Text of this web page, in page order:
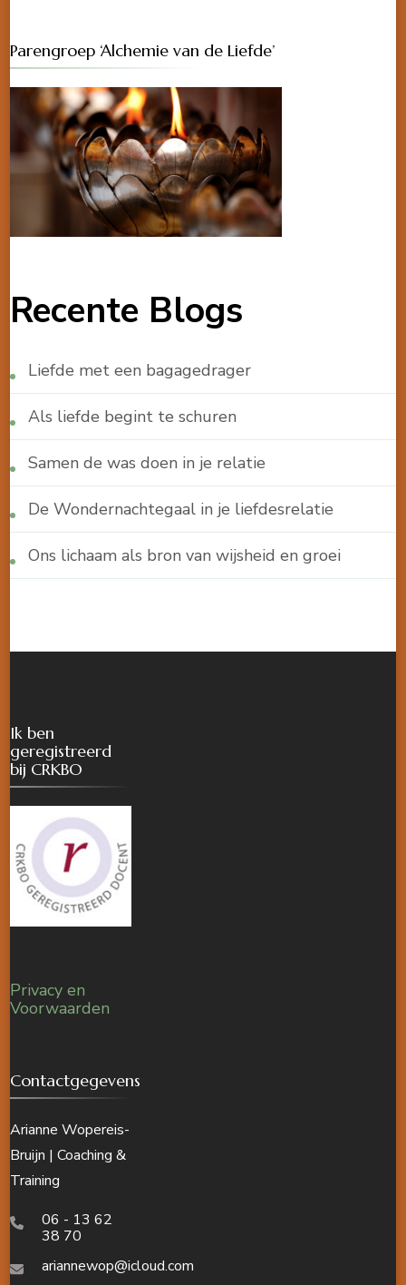
Parengroep ‘Alchemie van de Liefde’
Recente Blogs
Liefde met een bagagedrager
Als liefde begint te schuren
Samen de was doen in je relatie
De Wondernachtegaal in je liefdesrelatie
Ons lichaam als bron van wijsheid en groei
Ik ben
geregistreerd
bij CRKBO
Privacy en
Voorwaarden
Contactgegevens
Arianne Wopereis-
Bruijn | Coaching &
Training
06 - 13 62
38 70
ariannewop@icloud.com